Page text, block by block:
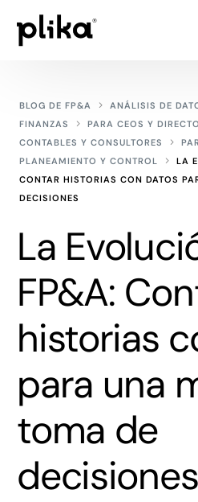
BLOG DE FP&A ANÁLISIS DE
FINANZAS
PARA CEOS Y
CONTABLES Y CONSULTORES
PLANEAMIENTO Y CONTROL
LA
CONTAR HISTORIAS CON DATOS
DECISIONES
La
FP&A:
historias
para una
toma de
decisiones